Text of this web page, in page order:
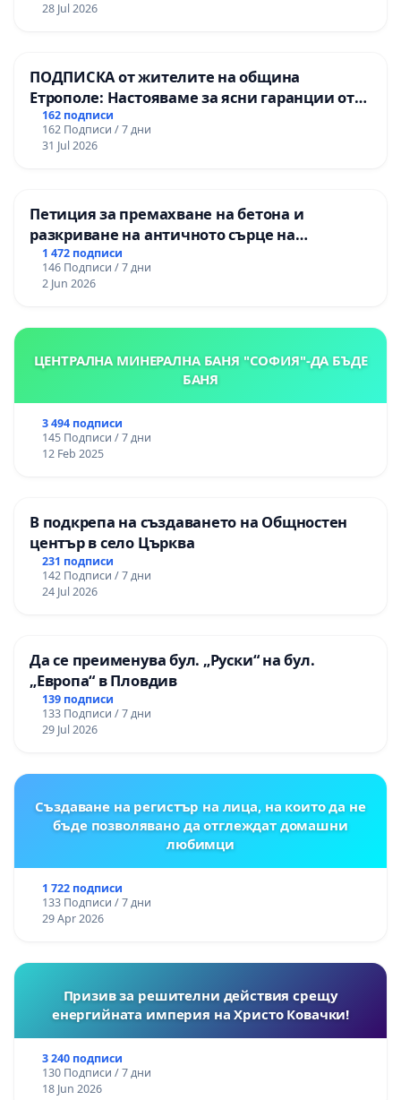
„Тракия“ - гр. Ихтиман - с. Мирово - к.к.
28 Jul 2026
ПОДПИСКА от жителите на община
Етрополе: Настояваме за ясни гаранции от
“Елаците-МЕД” АД и от държавата, че ще се
изпълнят всички екологични норми!
162 подписи
162 Подписи / 7 дни
31 Jul 2026
Петиция за премахване на бетона и
разкриване на античното сърце на
Могиланската могила във Враца
1 472 подписи
146 Подписи / 7 дни
2 Jun 2026
ЦЕНТРАЛНА МИНЕРАЛНА БАНЯ "СОФИЯ"-ДА БЪДЕ
БАНЯ
3 494 подписи
145 Подписи / 7 дни
12 Feb 2025
В подкрепа на създаването на Общностен
център в село Църква
231 подписи
142 Подписи / 7 дни
24 Jul 2026
Да се преименува бул. „Руски“ на бул.
„Европа“ в Пловдив
139 подписи
133 Подписи / 7 дни
29 Jul 2026
Създаване на регистър на лица, на които да не
бъде позволявано да отглеждат домашни
любимци
1 722 подписи
133 Подписи / 7 дни
29 Apr 2026
Призив за решителни действия срещу
енергийната империя на Христо Ковачки!
3 240 подписи
130 Подписи / 7 дни
18 Jun 2026